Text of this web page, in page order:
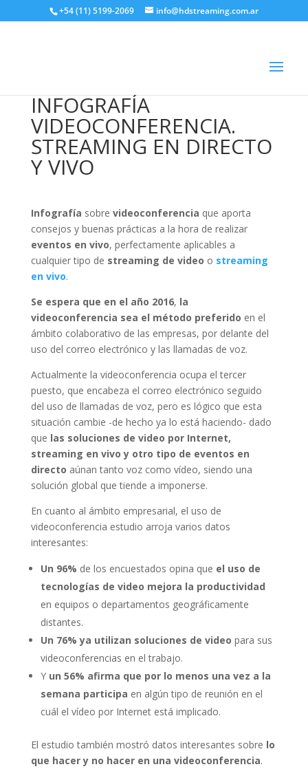
+54 (11) 5199-2069 info@hdstreaming.com.ar
INFOGRAFÍA
VIDEOCONFERENCIA.
STREAMING EN DIRECTO
Y VIVO
Infografía sobre videoconferencia que aporta
consejos y buenas prácticas a la hora de realizar
eventos en vivo, perfectamente aplicables a
cualquier tipo de streaming de video o streaming
en vivo.
Se espera que en el año 2016, la
videoconferencia sea el método preferido en el
ámbito colaborativo de las empresas, por delante del
uso del correo electrónico y las llamadas de voz.
Actualmente la videoconferencia ocupa el tercer
puesto, que encabeza el correo electrónico seguido
del uso de llamadas de voz, pero es lógico que esta
situación cambie -de hecho ya lo está haciendo- dado
que las soluciones de video por Internet,
streaming en vivo y otro tipo de eventos en
directo aúnan tanto voz como vídeo, siendo una
solución global que tiende a imponerse.
En cuanto al ámbito empresarial, el uso de
videoconferencia estudio arroja varios datos
interesantes:
Un 96% de los encuestados opina que el uso de
tecnologías de video mejora la productividad
en equipos o departamentos geográficamente
distantes.
Un 76% ya utilizan soluciones de video para sus
videoconferencias en el trabajo.
Y un 56% afirma que por lo menos una vez a la
semana participa en algún tipo de reunión en el
cuál el vídeo por Internet está implicado.
El estudio también mostró datos interesantes sobre lo
que hacer y no hacer en una videoconferencia.